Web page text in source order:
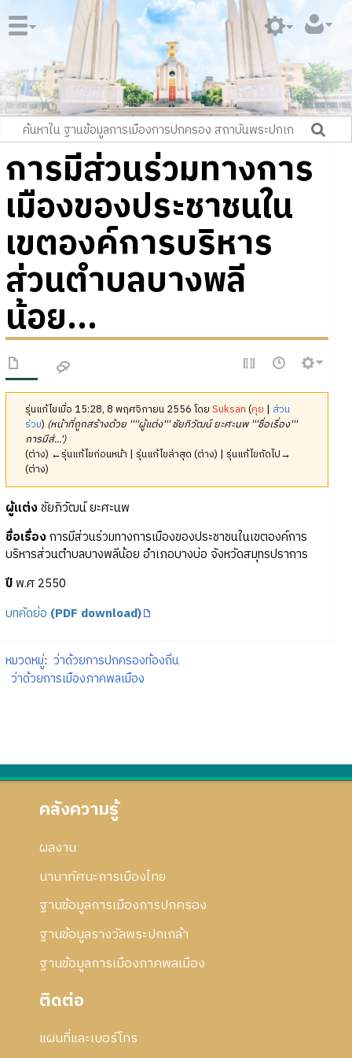
การมีส่วนร่วมทางการ
เมืองของประชาชนใน
เขตองค์การบริหาร
ส่วนตำบลบางพลี
น้อย...
รุ่นแก้ไขเมื่อ 15:28, 8 พฤศจิกายน 2556 โดยSuksan (คุย | ส่วน
ร่วม) (หน้าที่ถูกสร้างด้วย ''''ผู้แต่ง''' ชัยภิวัฒน์ ยะศะนพ '''ชื่อเรื่อง'''
การมีส่...')
(ต่าง) ←รุ่นแก้ไขก่อนหน้า | รุ่นแก้ไขล่าสุด (ต่าง) | รุ่นแก้ไขถัดไป→
(ต่าง)
ผู้แต่งชัยภิวัฒน์ ยะศะนพ
ชื่อเรื่องการมีส่วนร่วมทางการเมืองของประชาชนในเขตองค์การ
บริหารส่วนตำบลบางพลีน้อย อำเภอบางบ่อ จังหวัดสมุทรปราการ
ปีพ.ศ 2550
บทคัดย่อ (PDF download)
หมวดหมู่: ว่าด้วยการปกครองท้องถิ่น
ว่าด้วยการเมืองภาคพลเมือง
คลังความรู้
ผลงาน
นานาทัศนะการเมืองไทย
ฐานข้อมูลการเมืองการปกครอง
ฐานข้อมูลรางวัลพระปกเกล้า
ฐานข้อมูลการเมืองภาคพลเมือง
ติดต่อ
แผนที่และเบอร์โทร